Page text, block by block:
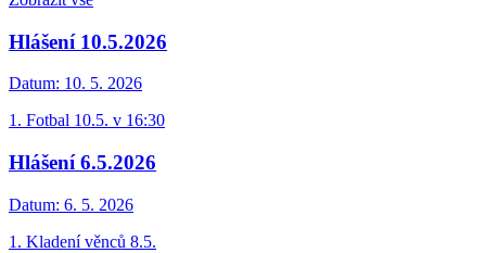
Hlášení 10.5.2026
Datum: 10. 5. 2026
1. Fotbal 10.5. v 16:30
Hlášení 6.5.2026
Datum: 6. 5. 2026
1. Kladení věnců 8.5.